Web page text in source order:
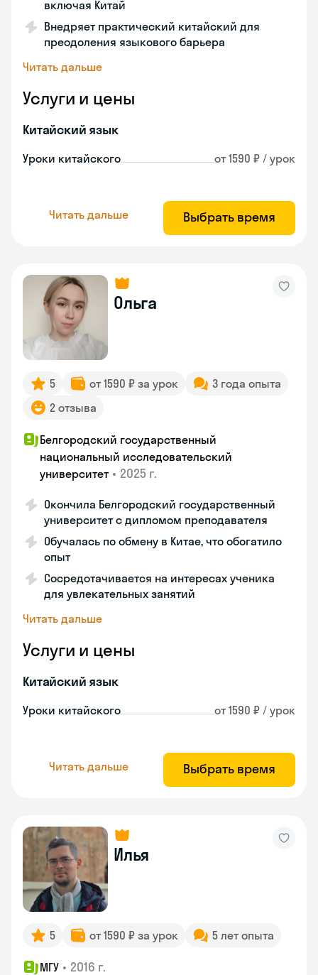
включая Китай
Внедряет практический китайский для
преодоления языкового барьера
Читать дальше
Услуги и цены
Китайский язык
Уроки китайского от 1590 ₽ / урок
Читать дальше Выбрать время
Ольга
5 от 1590 ₽ за урок
3 года опыта
2 отзыва
Белгородский государственный
национальный исследовательский
университет • 2025 г.
Окончила Белгородский государственный
университет с дипломом преподавателя
Обучалась по обмену в Китае, что обогатило
опыт
Сосредотачивается на интересах ученика
для увлекательных занятий
Читать дальше
Услуги и цены
Китайский язык
Уроки китайского от 1590 ₽ / урок
Читать дальше Выбрать время
Илья
5 от 1590 ₽ за урок 5 лет опыта
МГУ • 2016 г.